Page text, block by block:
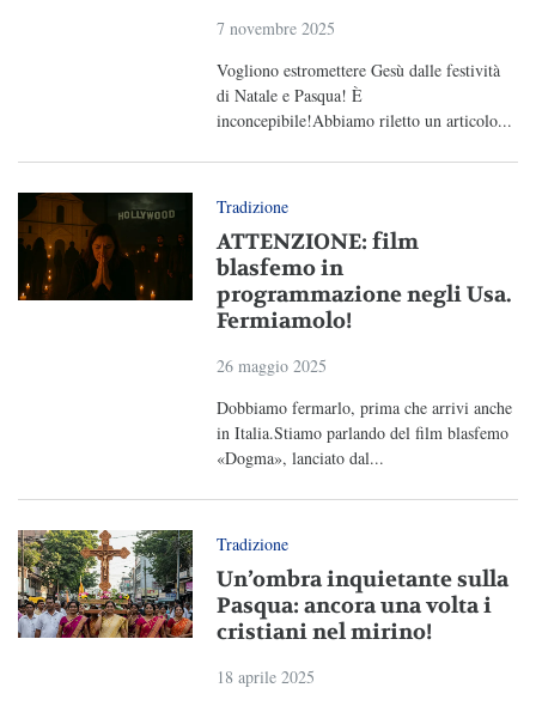
7 novembre 2025
Vogliono estromettere Gesù dalle festività
di Natale e Pasqua! È
inconcepibile!Abbiamo riletto un articolo...
Tradizione
ATTENZIONE: film
blasfemo in
programmazione negli Usa.
Fermiamolo!
26 maggio 2025
Dobbiamo fermarlo, prima che arrivi anche
in Italia.Stiamo parlando del film blasfemo
«Dogma», lanciato dal...
Tradizione
Un’ombra inquietante sulla
Pasqua: ancora una volta i
cristiani nel mirino!
18 aprile 2025